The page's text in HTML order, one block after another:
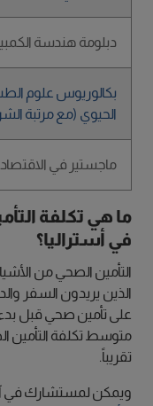
دبلومة هندسة
بكالوريوس علوم
الحيوي (مع مرتبة
ماجستير في الاقتصاد
ما هي تكلفة
في أستراليا؟
التأمين الصحي من
الذين يريدون السفر
على تأمين صحي قبل
تقريباً.
ويمكن لمستشارك في